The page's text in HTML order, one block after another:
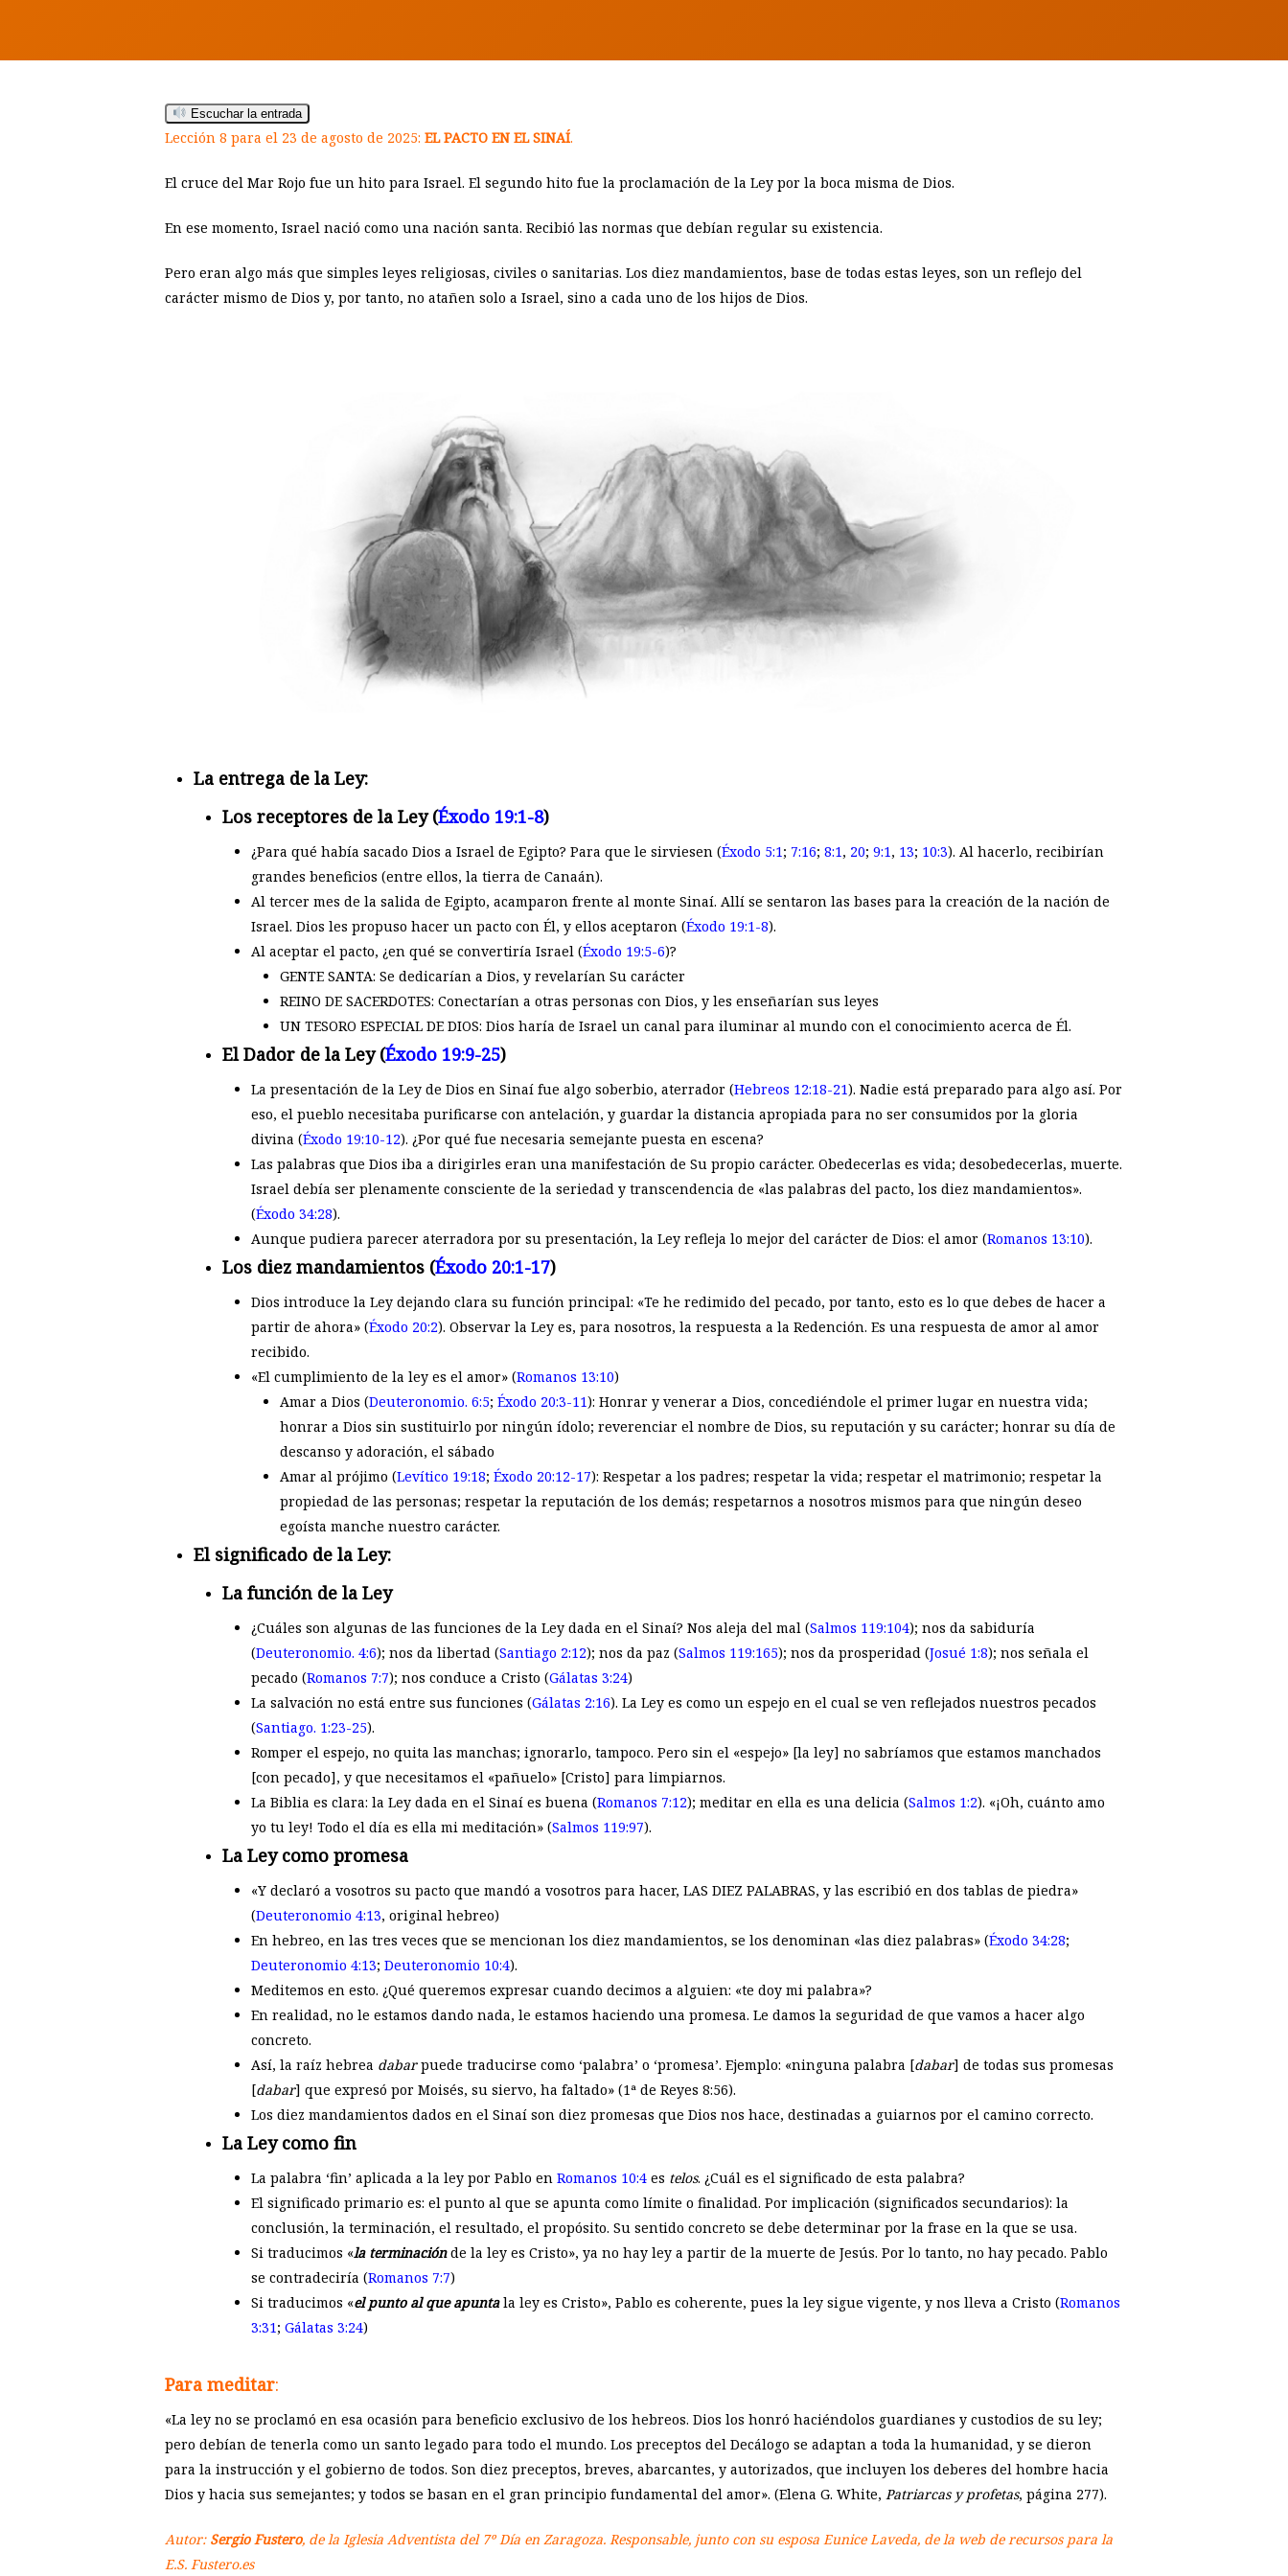
Escuchar la entrada
Lección 8 para el 23 de agosto de 2025: EL PACTO EN EL SINAÍ.
El cruce del Mar Rojo fue un hito para Israel. El segundo hito fue la proclamación de la Ley por la boca misma de Dios.
En ese momento, Israel nació como una nación santa. Recibió las normas que debían regular su existencia.
Pero eran algo más que simples leyes religiosas, civiles o sanitarias. Los diez mandamientos, base de todas estas leyes, son un reflejo del
carácter mismo de Dios y, por tanto, no atañen solo a Israel, sino a cada uno de los hijos de Dios.
La entrega de la Ley:
Los receptores de la Ley (Éxodo 19:1-8)
¿Para qué había sacado Dios a Israel de Egipto? Para que le sirviesen (Éxodo 5:1; 7:16; 8:1, 20; 9:1, 13; 10:3). Al hacerlo, recibirían
grandes beneficios (entre ellos, la tierra de Canaán).
Al tercer mes de la salida de Egipto, acamparon frente al monte Sinaí. Allí se sentaron las bases para la creación de la nación de
Israel. Dios les propuso hacer un pacto con Él, y ellos aceptaron (Éxodo 19:1-8).
Al aceptar el pacto, ¿en qué se convertiría Israel (Éxodo 19:5-6)?
GENTE SANTA: Se dedicarían a Dios, y revelarían Su carácter
REINO DE SACERDOTES: Conectarían a otras personas con Dios, y les enseñarían sus leyes
UN TESORO ESPECIAL DE DIOS: Dios haría de Israel un canal para iluminar al mundo con el conocimiento acerca de Él.
El Dador de la Ley (Éxodo 19:9-25)
La presentación de la Ley de Dios en Sinaí fue algo soberbio, aterrador (Hebreos 12:18-21). Nadie está preparado para algo así. Por
eso, el pueblo necesitaba purificarse con antelación, y guardar la distancia apropiada para no ser consumidos por la gloria
divina (Éxodo 19:10-12). ¿Por qué fue necesaria semejante puesta en escena?
Las palabras que Dios iba a dirigirles eran una manifestación de Su propio carácter. Obedecerlas es vida; desobedecerlas, muerte.
Israel debía ser plenamente consciente de la seriedad y transcendencia de «las palabras del pacto, los diez mandamientos».
(Éxodo 34:28).
Aunque pudiera parecer aterradora por su presentación, la Ley refleja lo mejor del carácter de Dios: el amor (Romanos 13:10).
Los diez mandamientos (Éxodo 20:1-17)
Dios introduce la Ley dejando clara su función principal: «Te he redimido del pecado, por tanto, esto es lo que debes de hacer a
partir de ahora» (Éxodo 20:2). Observar la Ley es, para nosotros, la respuesta a la Redención. Es una respuesta de amor al amor
recibido.
«El cumplimiento de la ley es el amor» (Romanos 13:10)
Amar a Dios (Deuteronomio. 6:5; Éxodo 20:3-11): Honrar y venerar a Dios, concediéndole el primer lugar en nuestra vida;
honrar a Dios sin sustituirlo por ningún ídolo; reverenciar el nombre de Dios, su reputación y su carácter; honrar su día de
descanso y adoración, el sábado
Amar al prójimo (Levítico 19:18; Éxodo 20:12-17): Respetar a los padres; respetar la vida; respetar el matrimonio; respetar la
propiedad de las personas; respetar la reputación de los demás; respetarnos a nosotros mismos para que ningún deseo
egoísta manche nuestro carácter.
El significado de la Ley:
La función de la Ley
¿Cuáles son algunas de las funciones de la Ley dada en el Sinaí? Nos aleja del mal (Salmos 119:104); nos da sabiduría
(Deuteronomio. 4:6); nos da libertad (Santiago 2:12); nos da paz (Salmos 119:165); nos da prosperidad (Josué 1:8); nos señala el
pecado (Romanos 7:7); nos conduce a Cristo (Gálatas 3:24)
La salvación no está entre sus funciones (Gálatas 2:16). La Ley es como un espejo en el cual se ven reflejados nuestros pecados
(Santiago. 1:23-25).
Romper el espejo, no quita las manchas; ignorarlo, tampoco. Pero sin el «espejo» [la ley] no sabríamos que estamos manchados
[con pecado], y que necesitamos el «pañuelo» [Cristo] para limpiarnos.
La Biblia es clara: la Ley dada en el Sinaí es buena (Romanos 7:12); meditar en ella es una delicia (Salmos 1:2). «¡Oh, cuánto amo
yo tu ley! Todo el día es ella mi meditación» (Salmos 119:97).
La Ley como promesa
«Y declaró a vosotros su pacto que mandó a vosotros para hacer, LAS DIEZ PALABRAS, y las escribió en dos tablas de piedra»
(Deuteronomio 4:13, original hebreo)
En hebreo, en las tres veces que se mencionan los diez mandamientos, se los denominan «las diez palabras» (Éxodo 34:28;
Deuteronomio 4:13; Deuteronomio 10:4).
Meditemos en esto. ¿Qué queremos expresar cuando decimos a alguien: «te doy mi palabra»?
En realidad, no le estamos dando nada, le estamos haciendo una promesa. Le damos la seguridad de que vamos a hacer algo
concreto.
Así, la raíz hebrea dabarpuede traducirse como ‘palabra’ o ‘promesa’. Ejemplo: «ninguna palabra [dabar] de todas sus promesas
[dabar] que expresó por Moisés, su siervo, ha faltado» (1ª de Reyes 8:56).
Los diez mandamientos dados en el Sinaí son diez promesas que Dios nos hace, destinadas a guiarnos por el camino correcto.
La Ley como fin
La palabra ‘fin’ aplicada a la ley por Pablo en Romanos 10:4 es telos. ¿Cuál es el significado de esta palabra?
El significado primario es: el punto al que se apunta como límite o finalidad. Por implicación (significados secundarios): la
conclusión, la terminación, el resultado, el propósito. Su sentido concreto se debe determinar por la frase en la que se usa.
Si traducimos «la terminaciónde la ley es Cristo», ya no hay ley a partir de la muerte de Jesús. Por lo tanto, no hay pecado. Pablo
se contradeciría (Romanos 7:7)
Si traducimos «el punto al que apuntala ley es Cristo», Pablo es coherente, pues la ley sigue vigente, y nos lleva a Cristo (Romanos
3:31; Gálatas 3:24)
Para meditar:
«La ley no se proclamó en esa ocasión para beneficio exclusivo de los hebreos. Dios los honró haciéndolos guardianes y custodios de su ley;
pero debían de tenerla como un santo legado para todo el mundo. Los preceptos del Decálogo se adaptan a toda la humanidad, y se dieron
para la instrucción y el gobierno de todos. Son diez preceptos, breves, abarcantes, y autorizados, que incluyen los deberes del hombre hacia
Dios y hacia sus semejantes; y todos se basan en el gran principio fundamental del amor». (Elena G. White, Patriarcas y profetas, página 277).
Autor: Sergio Fustero, de la Iglesia Adventista del 7º Día en Zaragoza. Responsable, junto con su esposa Eunice Laveda, de la web de recursos para la
E.S. Fustero.es